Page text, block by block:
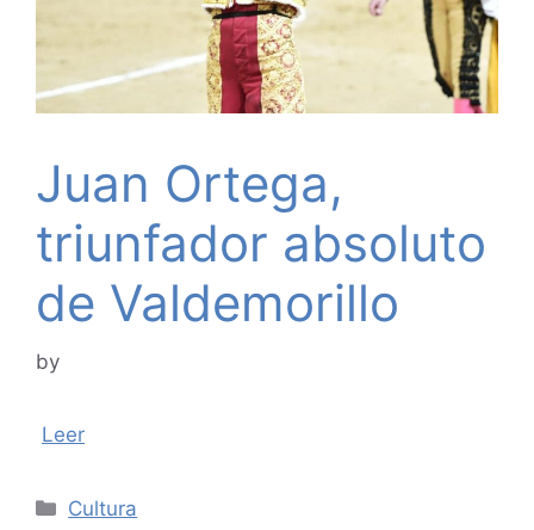
Juan Ortega,
triunfador absoluto
de Valdemorillo
by
Leer
Categories
Cultura